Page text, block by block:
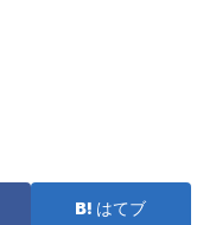
はてブ